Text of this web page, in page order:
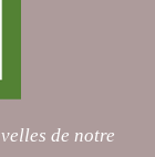
de notre